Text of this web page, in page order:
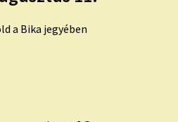
a Bika jegyében